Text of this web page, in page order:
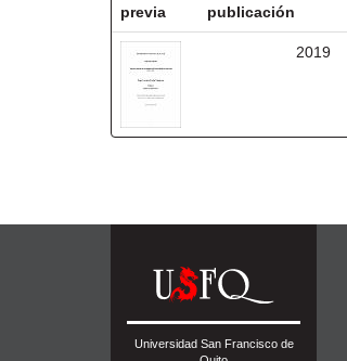
previa
publicación
2019
Universidad San Francisco de